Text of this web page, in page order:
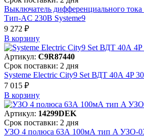
Выключатель дифференциального
Тип-AC 230В Systeme9
9 272 ₽
В корзинy
Артикул: C9R87440
Срок поставки: 2 дня
Systeme Electric City9 Set ВДТ 40А 4P
7 015 ₽
В корзинy
Артикул: 14299DEK
Срок поставки: 2 дня
УЗО 4 полюса 63А 100мА тип A УЗО-